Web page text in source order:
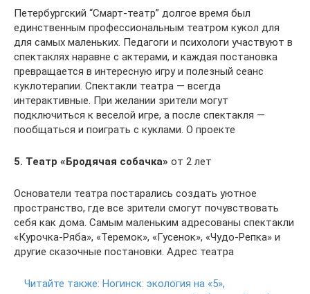
Петербургский “Смарт-театр” долгое время был
единственным профессиональным театром кукол для
для самых маленьких. Педагоги и психологи участвуют в
спектаклях наравне с актерами, и каждая постановка
превращается в интересную игру и полезный сеанс
куклотерапии. Спектакли театра — всегда
интерактивные. При желании зрители могут
подключиться к веселой игре, а после спектакля —
пообщаться и поиграть с куклами. О проекте
5. Театр «Бродячая собачка» от 2 лет
Основатели театра постарались создать уютное
пространство, где все зрители смогут почувствовать
себя как дома. Самым маленьким адресованы спектакли
«Курочка-Ряба», «Теремок», «Гусенок», «Чудо-Репка» и
другие сказочные постановки. Адрес театра
Читайте также: Ногинск: экология на «5»,